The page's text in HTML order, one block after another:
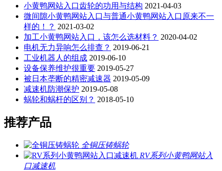
小黄鸭网站入口齿轮的功用与结构 2021-04-03
微间隙小黄鸭网站入口与普通小黄鸭网站入口原来不一
样的！？ 2021-03-02
加工小黄鸭网站入口，该怎么选材料？ 2020-04-02
电机无力异响怎么排查？ 2019-06-21
工业机器人的组成 2019-06-10
设备保养维护很重要 2019-05-27
被日本垄断的精密减速器 2019-05-09
减速机防潮保护 2019-05-08
蜗轮和蜗杆的区别？ 2018-05-10
推荐产品
全铜压铸蜗轮
RV系列小黄鸭网站入
口减速机